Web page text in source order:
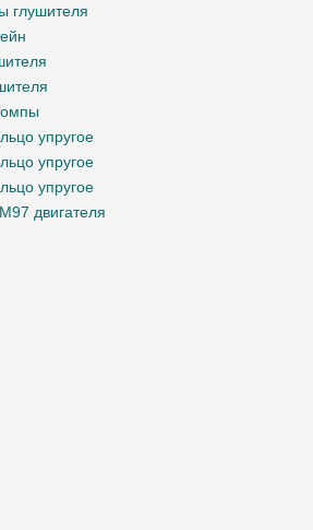
глушителя
упругое
упругое
упругое
двигателя